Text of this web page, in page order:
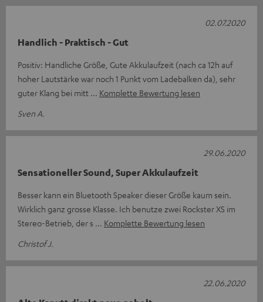
Handlich - Praktisch - Gut
Positiv: Handliche Größe, Gute Akkulaufzeit (nach ca 12h auf
hoher Lautstärke war noch 1 Punkt vom Ladebalken da), sehr
guter Klang bei mitt
Komplette Bewertung lesen
Sven A.
02.07.2020
Sensationeller Sound, Super Akkulaufzeit
Besser kann ein Bluetooth Speaker dieser Größe kaum sein.
Wirklich ganz grosse Klasse. Ich benutze zwei Rockster XS im
Stereo-Betrieb, der s
Komplette Bewertung lesen
Christof J.
29.06.2020
22.06.2020